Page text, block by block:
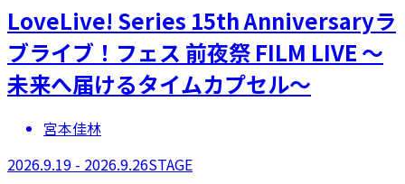
LoveLive! Series 15th Anniversaryラ
ブライブ！フェス 前夜祭 FILM LIVE ～
未来へ届けるタイムカプセル～
宮本佳林
2026.9.19 - 2026.9.26STAGE